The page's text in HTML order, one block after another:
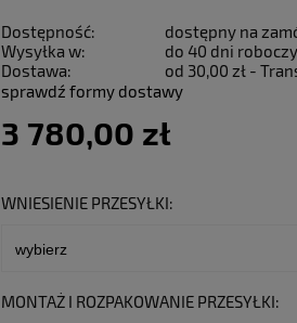
Dostępność:
dostępny na
Wysyłka w:
do 40 dni
Dostawa:
od 30,00 zł -
sprawdź formy dostawy
3 780,00 zł
WNIESIENIE PRZESYŁKI:
MONTAŻ I ROZPAKOWANIE PRZESYŁKI: